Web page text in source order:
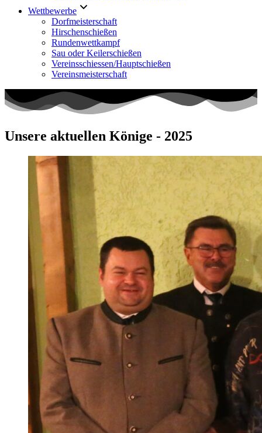
Wettbewerbe
Dorfmeisterschaft
Hirschenschießen
Rundenwettkampf
Sau oder Keilerschießen
Vereinsschiessen/Hauptschießen
Vereinsmeisterschaft
Unsere aktuellen Könige - 2025